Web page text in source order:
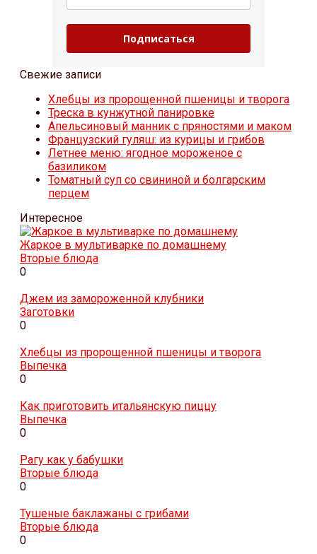
Подписаться
Свежие записи
Хлебцы из пророщенной пшеницы и творога
Треска в кунжутной панировке
Апельсиновый манник с пряностями и маком
Французский гуляш: из курицы и грибов
Летнее меню: ягодное мороженое с
базиликом
Томатный суп со свининой и болгарским
перцем
Интересное
Жаркое в мультиварке по домашнему
Вторые блюда
0
Джем из замороженной клубники
Заготовки
0
Хлебцы из пророщенной пшеницы и творога
Выпечка
0
Как приготовить итальянскую пиццу
Выпечка
0
Рагу как у бабушки
Вторые блюда
0
Тушеные баклажаны с грибами
Вторые блюда
0